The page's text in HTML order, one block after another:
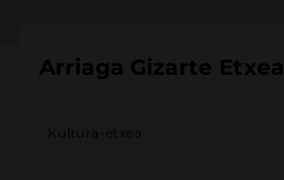
Arriaga Gizarte Etxea
Kultura-etxea